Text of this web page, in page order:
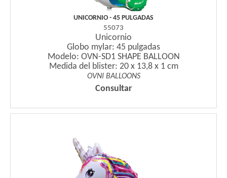
UNICORNIO - 45 PULGADAS
55073
Unicornio
Globo mylar: 45 pulgadas
Modelo: OVN-SD1 SHAPE BALLOON
Medida del blister: 20 x 13,8 x 1 cm
OVNI BALLOONS
Consultar